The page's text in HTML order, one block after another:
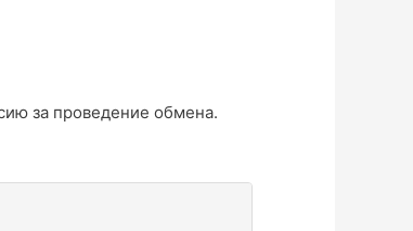
за проведение обмена.